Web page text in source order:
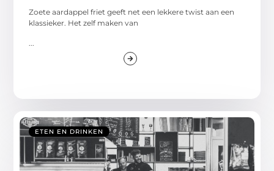
Zoete aardappel friet geeft net een lekkere twist aan een
klassieker. Het zelf maken van
ETEN EN DRINKEN